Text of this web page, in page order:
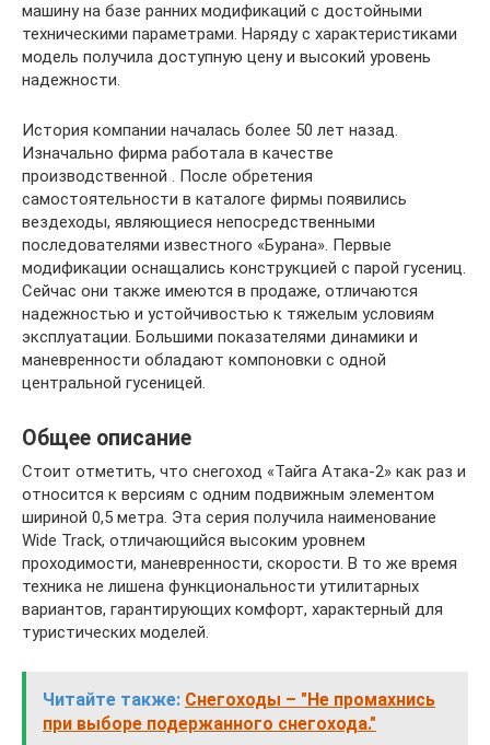
машину на базе ранних модификаций с достойными
техническими параметрами. Наряду с характеристиками
модель получила доступную цену и высокий уровень
надежности.
История компании началась более 50 лет назад.
Изначально фирма работала в качестве
производственной . После обретения
самостоятельности в каталоге фирмы появились
вездеходы, являющиеся непосредственными
последователями известного «Бурана». Первые
модификации оснащались конструкцией с парой гусениц.
Сейчас они также имеются в продаже, отличаются
надежностью и устойчивостью к тяжелым условиям
эксплуатации. Большими показателями динамики и
маневренности обладают компоновки с одной
центральной гусеницей.
Общее описание
Стоит отметить, что снегоход «Тайга Атака-2» как раз и
относится к версиям с одним подвижным элементом
шириной 0,5 метра. Эта серия получила наименование
Wide Track, отличающийся высоким уровнем
проходимости, маневренности, скорости. В то же время
техника не лишена функциональности утилитарных
вариантов, гарантирующих комфорт, характерный для
туристических моделей.
Читайте также: Снегоходы – "Не промахнись
при выборе подержанного снегохода."